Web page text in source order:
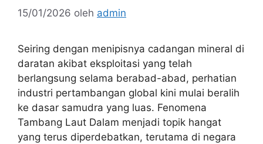
15/01/2026 oleh admin
Seiring dengan menipisnya cadangan mineral di
daratan akibat eksploitasi yang telah
berlangsung selama berabad-abad, perhatian
industri pertambangan global kini mulai beralih
ke dasar samudra yang luas. Fenomena
Tambang Laut Dalam menjadi topik hangat
yang terus diperdebatkan, terutama di negara